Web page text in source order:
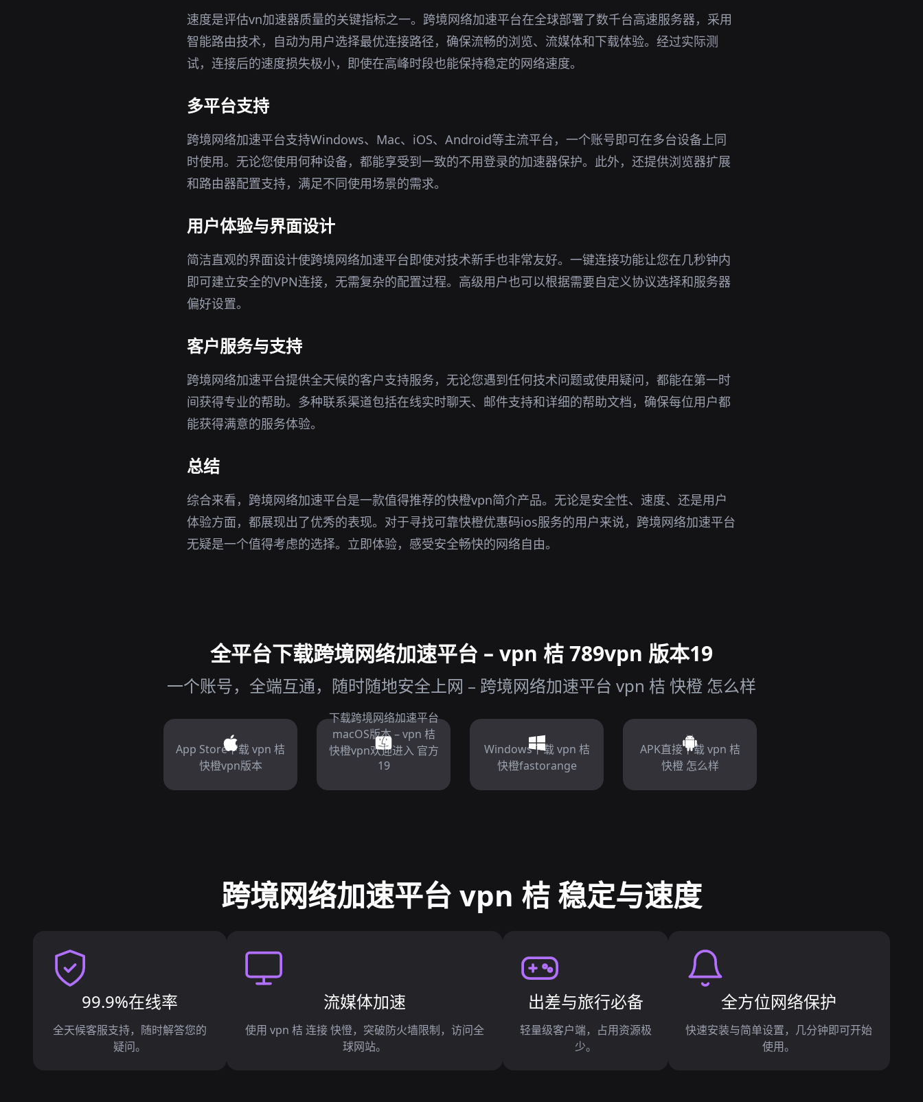
速度是评估vn加速器质量的关键指标之一。跨境网络加速平台在全球部署了数千台高速服务器，采用
智能路由技术，自动为用户选择最优连接路径，确保流畅的浏览、流媒体和下载体验。经过实际测
试，连接后的速度损失极小，即使在高峰时段也能保持稳定的网络速度。
多平台支持
跨境网络加速平台支持Windows、Mac、iOS、Android等主流平台，一个账号即可在多台设备上同
时使用。无论您使用何种设备，都能享受到一致的不用登录的加速器保护。此外，还提供浏览器扩展
和路由器配置支持，满足不同使用场景的需求。
用户体验与界面设计
简洁直观的界面设计使跨境网络加速平台即使对技术新手也非常友好。一键连接功能让您在几秒钟内
即可建立安全的VPN连接，无需复杂的配置过程。高级用户也可以根据需要自定义协议选择和服务器
偏好设置。
客户服务与支持
跨境网络加速平台提供全天候的客户支持服务，无论您遇到任何技术问题或使用疑问，都能在第一时
间获得专业的帮助。多种联系渠道包括在线实时聊天、邮件支持和详细的帮助文档，确保每位用户都
能获得满意的服务体验。
总结
综合来看，跨境网络加速平台是一款值得推荐的快橙vpn简介产品。无论是安全性、速度、还是用户
体验方面，都展现出了优秀的表现。对于寻找可靠快橙优惠码ios服务的用户来说，跨境网络加速平台
无疑是一个值得考虑的选择。立即体验，感受安全畅快的网络自由。
全平台下载跨境网络加速平台 – vpn 桔 789vpn 版本19
一个账号，全端互通，随时随地安全上网 – 跨境网络加速平台 vpn 桔 快橙 怎么样
App Store下载 vpn 桔
快橙vpn版本
下载跨境网络加速平台
macOS版本 – vpn 桔
快橙vpn欢迎进入 官方
19
Windows下载 vpn 桔
快橙fastorange
APK直接下载 vpn 桔
快橙 怎么样
跨境网络加速平台 vpn 桔 稳定与速度
99.9%在线率
全天候客服支持，随时解答您的
疑问。
流媒体加速
使用 vpn 桔 连接 快憕，突破防火墙限制，访问全
球网站。
出差与旅行必备
轻量级客户端，占用资源极
少。
全方位网络保护
快速安装与简单设置，几分钟即可开始
使用。